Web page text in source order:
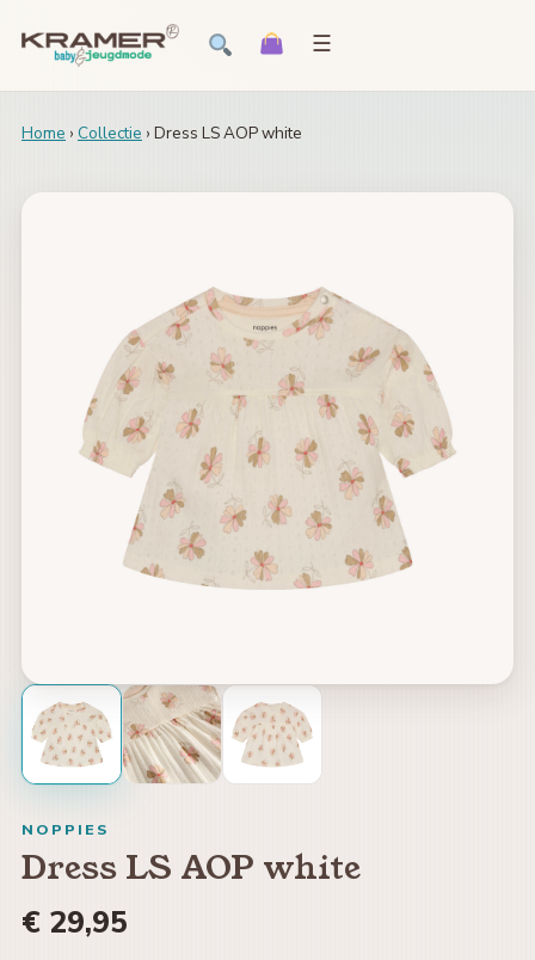
☰
Home › Collectie › Dress LS AOP white
NOPPIES
Dress LS AOP white
€ 29,95